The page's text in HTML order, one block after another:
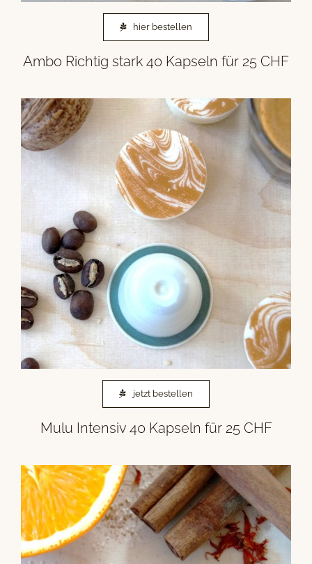
hier bestellen
Ambo Richtig stark 40 Kapseln für 25 CHF
jetzt bestellen
Mulu Intensiv 40 Kapseln für 25 CHF